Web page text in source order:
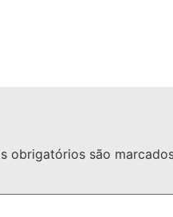
obrigatórios são